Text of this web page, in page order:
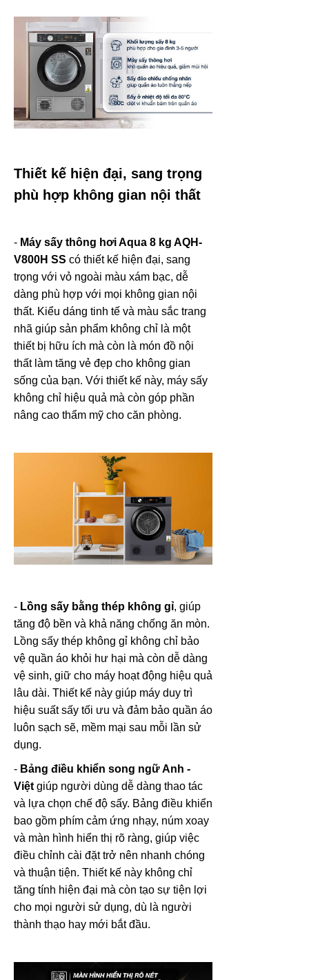
Thiết kế hiện đại, sang trọng
phù hợp không gian nội thất
- Máy sấy thông hơi Aqua 8 kg AQH-
V800H SS có thiết kế hiện đại, sang
trọng với vỏ ngoài màu xám bạc, dễ
dàng phù hợp với mọi không gian nội
thất. Kiểu dáng tinh tế và màu sắc trang
nhã giúp sản phẩm không chỉ là một
thiết bị hữu ích mà còn là món đồ nội
thất làm tăng vẻ đẹp cho không gian
sống của bạn. Với thiết kế này, máy sấy
không chỉ hiệu quả mà còn góp phần
nâng cao thẩm mỹ cho căn phòng.
- Lồng sấy bằng thép không gỉ, giúp
tăng độ bền và khả năng chống ăn mòn.
Lồng sấy thép không gỉ không chỉ bảo
vệ quần áo khỏi hư hại mà còn dễ dàng
vệ sinh, giữ cho máy hoạt động hiệu quả
lâu dài. Thiết kế này giúp máy duy trì
hiệu suất sấy tối ưu và đảm bảo quần áo
luôn sạch sẽ, mềm mại sau mỗi lần sử
dụng.
- Bảng điều khiển song ngữ Anh -
Việt giúp người dùng dễ dàng thao tác
và lựa chọn chế độ sấy. Bảng điều khiển
bao gồm phím cảm ứng nhạy, núm xoay
và màn hình hiển thị rõ ràng, giúp việc
điều chỉnh cài đặt trở nên nhanh chóng
và thuận tiện. Thiết kế này không chỉ
tăng tính hiện đại mà còn tạo sự tiện lợi
cho mọi người sử dụng, dù là người
thành thạo hay mới bắt đầu.